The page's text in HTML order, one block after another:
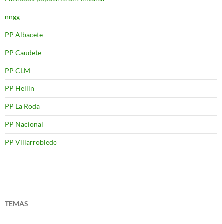
nngg
PP Albacete
PP Caudete
PP CLM
PP Hellin
PP La Roda
PP Nacional
PP Villarrobledo
TEMAS